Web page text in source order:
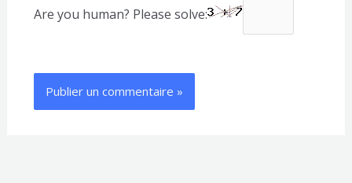
Are you human? Please solve: